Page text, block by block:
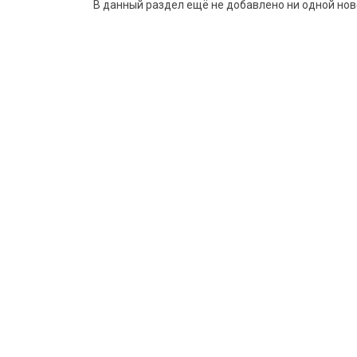
В данный раздел ещё не добавлено ни одной